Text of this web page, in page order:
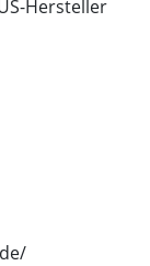
Hersteller